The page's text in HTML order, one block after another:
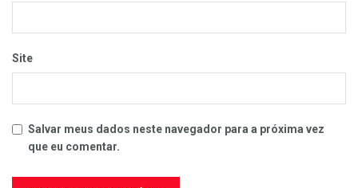
Site
Salvar meus dados neste navegador para a próxima vez
que eu comentar.